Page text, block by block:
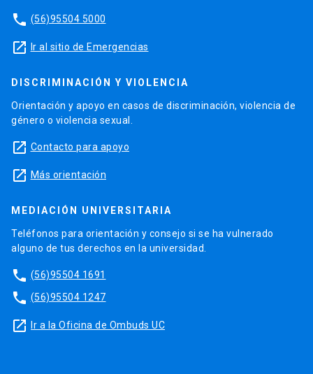
phone (56)95504 5000
launch Ir al sitio de Emergencias
DISCRIMINACIÓN Y VIOLENCIA
Orientación y apoyo en casos de discriminación, violencia de
género o violencia sexual.
launch Contacto para apoyo
launch Más orientación
MEDIACIÓN UNIVERSITARIA
Teléfonos para orientación y consejo si se ha vulnerado
alguno de tus derechos en la universidad.
phone (56)95504 1691
phone (56)95504 1247
launch Ir a la Oficina de Ombuds UC